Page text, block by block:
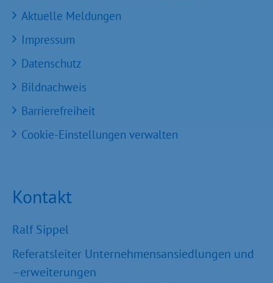
Aktuelle Meldungen
Impressum
Datenschutz
Bildnachweis
Barrierefreiheit
Cookie-Einstellungen verwalten
Kontakt
Ralf Sippel
Referatsleiter Unternehmensansiedlungen und
–erweiterungen